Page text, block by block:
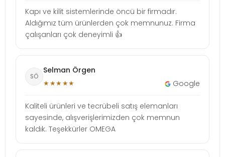
Kapı ve kilit sistemlerinde öncü bir firmadır.
Aldığımız tüm ürünlerden çok memnunuz. Firma
çalışanları çok deneyimli 👍
SÖ
Selman Örgen
★★★★★ Google
Kaliteli ürünleri ve tecrübeli satış elemanları
sayesinde, alışverişlerimizden çok memnun
kaldık. Teşekkürler OMEGA